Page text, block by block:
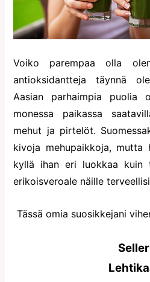
Voiko parempaa olla
antioksidantteja täynnä
Aasian parhaimpia puolia
monessa paikassa
mehut ja pirtelöt.
kivoja mehupaikkoja, mutta
kyllä ihan eri luokkaa kuin
erikoisveroale näille
Tässä omia suosikkejani